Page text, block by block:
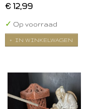
€ 12,99
✓ Op voorraad
IN WINKELWAGEN